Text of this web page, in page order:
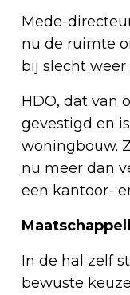
Mede-
nu de ruimte
bij slecht
HDO, dat van
gevestigd en
woningbouw.
nu meer dan
een kantoor-
In de hal zelf
bewuste